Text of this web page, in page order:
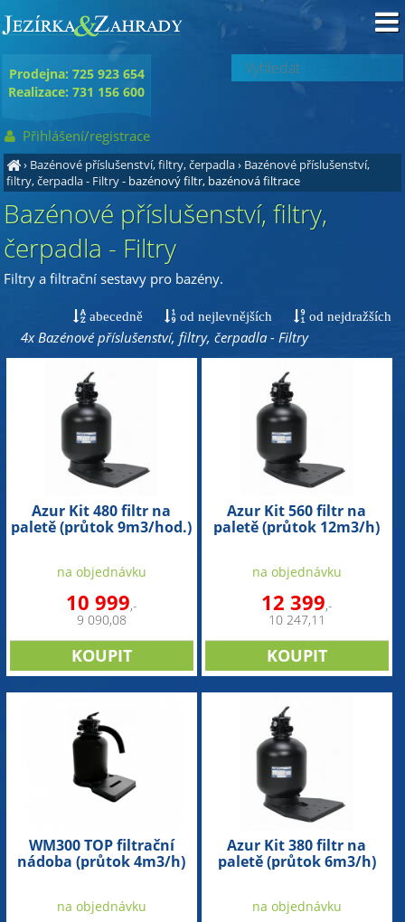
› Bazénové příslušenství, filtry, čerpadla› Bazénové příslušenství,
filtry, čerpadla - Filtry- bazénový filtr, bazénová filtrace
Bazénové příslušenství, filtry,
čerpadla - Filtry
Filtry a filtrační sestavy pro bazény.
abecedně od nejlevnějších od nejdražších
4x Bazénové příslušenství, filtry, čerpadla - Filtry
Azur Kit 480 filtr na
paletě (průtok 9m3/hod.)
na objednávku
10 999,-
9 090,08
Azur Kit 560 filtr na
paletě (průtok 12m3/h)
na objednávku
12 399,-
10 247,11
WM300 TOP filtrační
nádoba (průtok 4m3/h)
na objednávku
Azur Kit 380 filtr na
paletě (průtok 6m3/h)
na objednávku
Prodejna: 725 923 654
Realizace: 731 156 600
Přihlášení/registrace